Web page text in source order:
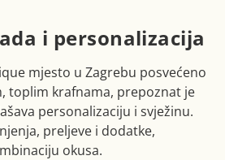
i personalizacija
mjesto u Zagrebu posvećeno
toplim krafnama, prepoznat je
personalizaciju i svježinu.
preljeve i dodatke,
okusa.